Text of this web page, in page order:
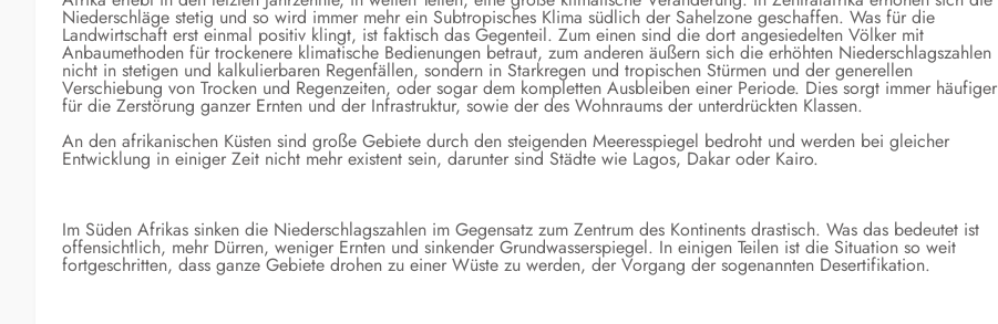
Niederschläge stetig und so wird immer mehr ein Subtropisches Klima südlich der Sahelzone geschaffen. Was für die
Landwirtschaft erst einmal positiv klingt, ist faktisch das Gegenteil. Zum einen sind die dort angesiedelten Völker mit
Anbaumethoden für trockenere klimatische Bedienungen betraut, zum anderen äußern sich die erhöhten Niederschlagszahlen
nicht in stetigen und kalkulierbaren Regenfällen, sondern in Starkregen und tropischen Stürmen und der generellen
Verschiebung von Trocken und Regenzeiten, oder sogar dem kompletten Ausbleiben einer Periode. Dies sorgt immer häufiger
für die Zerstörung ganzer Ernten und der Infrastruktur, sowie der des Wohnraums der unterdrückten Klassen.
An den afrikanischen Küsten sind große Gebiete durch den steigenden Meeresspiegel bedroht und werden bei gleicher
Entwicklung in einiger Zeit nicht mehr existent sein, darunter sind Städte wie Lagos, Dakar oder Kairo.
Im Süden Afrikas sinken die Niederschlagszahlen im Gegensatz zum Zentrum des Kontinents drastisch. Was das bedeutet ist
offensichtlich, mehr Dürren, weniger Ernten und sinkender Grundwasserspiegel. In einigen Teilen ist die Situation so weit
fortgeschritten, dass ganze Gebiete drohen zu einer Wüste zu werden, der Vorgang der sogenannten Desertifikation.